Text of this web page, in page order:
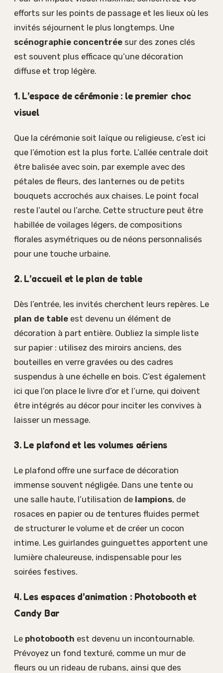
efforts sur les points de passage et les lieux où les
invités séjournent le plus longtemps. Une
scénographie concentrée sur des zones clés
est souvent plus efficace qu’une décoration
diffuse et trop légère.
1. L’espace de cérémonie : le premier choc
visuel
Que la cérémonie soit laïque ou religieuse, c’est ici
que l’émotion est la plus forte. L’allée centrale doit
être balisée avec soin, par exemple avec des
pétales de fleurs, des lanternes ou de petits
bouquets accrochés aux chaises. Le point focal
reste l’autel ou l’arche. Cette structure peut être
habillée de voilages légers, de compositions
florales asymétriques ou de néons personnalisés
pour une touche urbaine.
2. L’accueil et le plan de table
Dès l’entrée, les invités cherchent leurs repères. Le
plan de table est devenu un élément de
décoration à part entière. Oubliez la simple liste
sur papier : utilisez des miroirs anciens, des
bouteilles en verre gravées ou des cadres
suspendus à une échelle en bois. C’est également
ici que l’on place le livre d’or et l’urne, qui doivent
être intégrés au décor pour inciter les convives à
laisser un message.
3. Le plafond et les volumes aériens
Le plafond offre une surface de décoration
immense souvent négligée. Dans une tente ou
une salle haute, l’utilisation de lampions, de
rosaces en papier ou de tentures fluides permet
de structurer le volume et de créer un cocon
intime. Les guirlandes guinguettes apportent une
lumière chaleureuse, indispensable pour les
soirées festives.
4. Les espaces d’animation : Photobooth et
Candy Bar
Le photobooth est devenu un incontournable.
Prévoyez un fond texturé, comme un mur de
fleurs ou un rideau de rubans, ainsi que des